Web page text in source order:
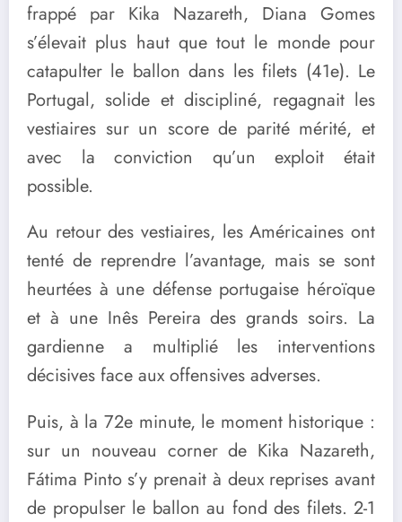
frappé par Kika Nazareth, Diana Gomes
s’élevait plus haut que tout le monde pour
catapulter le ballon dans les filets (41e). Le
Portugal, solide et discipliné, regagnait les
vestiaires sur un score de parité mérité, et
avec la conviction qu’un exploit était
possible.
Au retour des vestiaires, les Américaines ont
tenté de reprendre l’avantage, mais se sont
heurtées à une défense portugaise héroïque
et à une Inês Pereira des grands soirs. La
gardienne a multiplié les interventions
décisives face aux offensives adverses.
Puis, à la 72e minute, le moment historique :
sur un nouveau corner de Kika Nazareth,
Fátima Pinto s’y prenait à deux reprises avant
de propulser le ballon au fond des filets. 2-1